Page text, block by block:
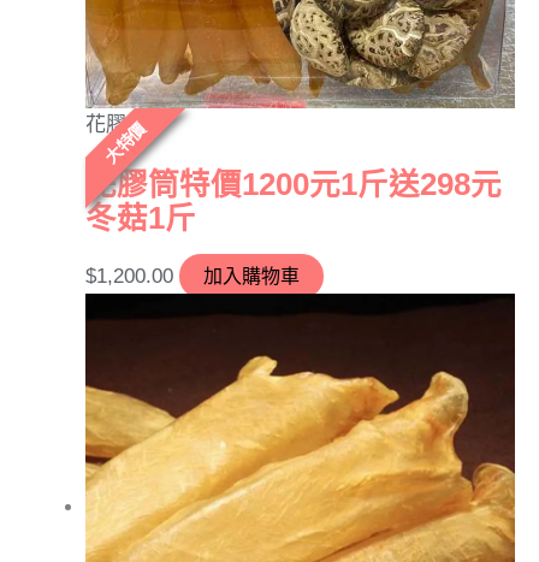
大特價
花膠
花膠筒特價1200元1斤送298元
冬菇1斤
$1,200.00 加入購物車